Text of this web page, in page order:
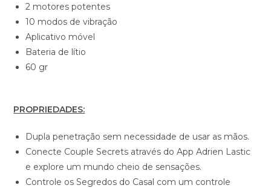
2 motores potentes
10 modos de vibração
Aplicativo móvel
Bateria de lítio
60 gr
PROPRIEDADES:
Dupla penetração sem necessidade de usar as mãos.
Conecte Couple Secrets através do App Adrien Lastic
e explore um mundo cheio de sensações.
Controle os Segredos do Casal com um controle